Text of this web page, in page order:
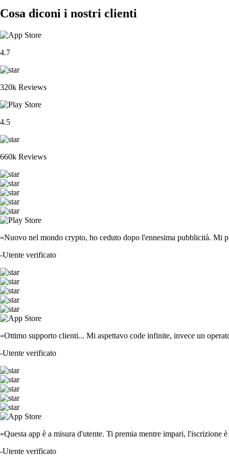
Cosa diconi i nostri clienti
4.7
320k Reviews
4.5
660k Reviews
«Nuovo nel mondo crypto, ho ceduto dopo l'ennesima pubblicità. Mi
-Utente verificato
«Ottimo supporto clienti... Mi aspettavo code infinite, invece un
-Utente verificato
«Questa app è a misura d'utente. Ti premia mentre impari, l'iscrizione
-Utente verificato